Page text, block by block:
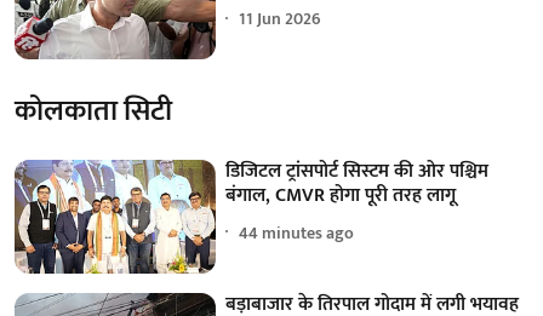
11 Jun 2026
कोलकाता सिटी
डिजिटल ट्रांसपोर्ट सिस्टम की ओर पश्चिम
बंगाल, CMVR होगा पूरी तरह लागू
44 minutes ago
बड़ाबाजार के तिरपाल गोदाम में लगी भयावह